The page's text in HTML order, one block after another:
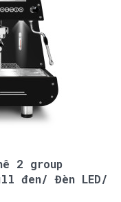
2 group
đen/ Đèn LED/